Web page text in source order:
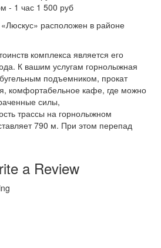
- 1 час 1 500 руб
расположен в районе
комплекса является его
К вашим услугам горнолыжная
подъемником, прокат
комфортабельное кафе, где можно
силы,
трассы на горнолыжном
790 м. При этом перепад
a Review